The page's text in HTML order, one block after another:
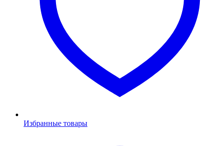
Избранные товары